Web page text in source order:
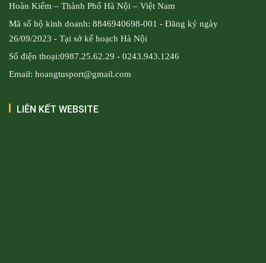
Hoàn Kiếm – Thành Phố Hà Nội – Việt Nam
Mã số hộ kinh doanh: 8846940698-001 - Đăng ký ngày
26/09/2023 - Tại sở kế hoạch Hà Nội
Số điện thoại:0987.25.62.29 - 0243.943.1246
Email: hoangtusport@gmail.com
LIÊN KẾT WEBSITE